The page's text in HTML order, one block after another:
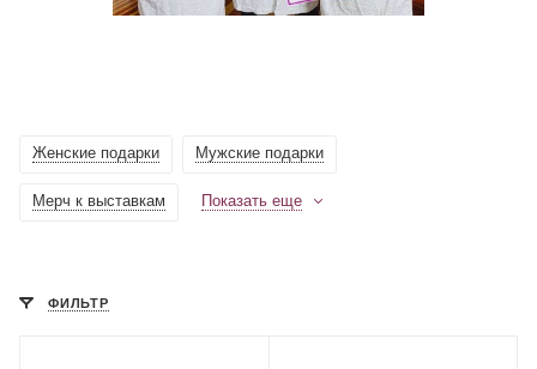
Женские подарки Мужские подарки
Мерч к выставкам Показать еще
ФИЛЬТР